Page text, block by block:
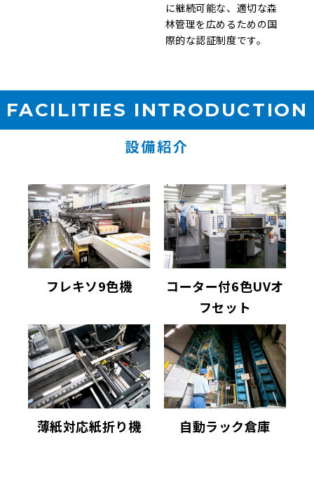
に継続可能な、適切な森
林管理を広めるための国
際的な認証制度です。
FACILITIES INTRODUCTION
設備紹介
フレキソ9色機
コーター付6色UVオ
フセット
薄紙対応紙折り機 自動ラック倉庫